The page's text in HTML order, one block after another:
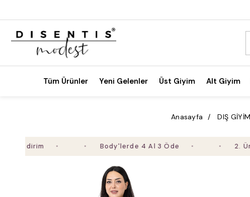
Tüm Ürünler Yeni Gelenler Üst Giyim Alt Giyim
Anasayfa DIŞ GİYİM
Body'lerde 4 Al 3 Öde 2. Ürüne